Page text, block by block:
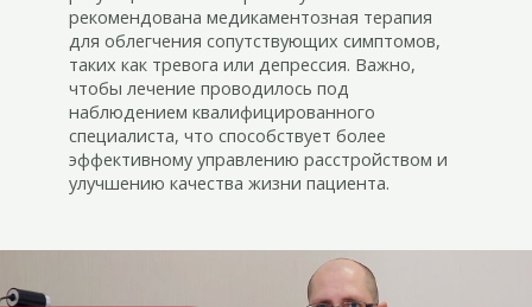
рекомендована медикаментозная терапия
для облегчения сопутствующих симптомов,
таких как тревога или депрессия. Важно,
чтобы лечение проводилось под
наблюдением квалифицированного
специалиста, что способствует более
эффективному управлению расстройством и
улучшению качества жизни пациента.